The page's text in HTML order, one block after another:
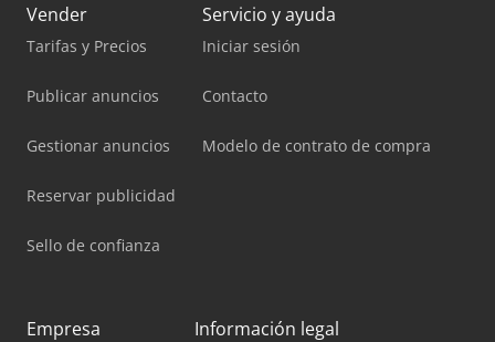
Vender
Tarifas y Precios
Publicar anuncios
Gestionar anuncios
Reservar publicidad
Sello de confianza
Servicio y ayuda
Iniciar sesión
Contacto
Modelo de contrato de compra
Empresa Información legal